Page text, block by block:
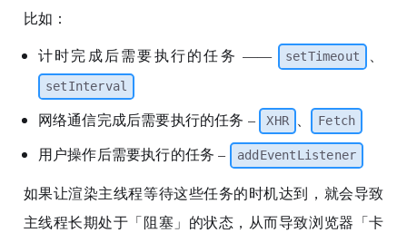
比如：
计时完成后需要执行的任务 ——
setTimeout 、
setInterval
网络通信完成后需要执行的任务 – XHR 、 Fetch
用户操作后需要执行的任务 – addEventListener
如果让渲染主线程等待这些任务的时机达到，就会导致
主线程长期处于「阻塞」的状态，从而导致浏览器「卡